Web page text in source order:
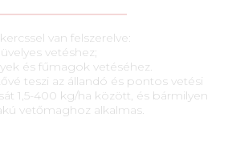
van felszerelve:
vetéshez;
és fűmagok vetéséhez.
teszi az állandó és pontos vetési
1,5-400 kg/ha között, és bármilyen
vetőmaghoz alkalmas.